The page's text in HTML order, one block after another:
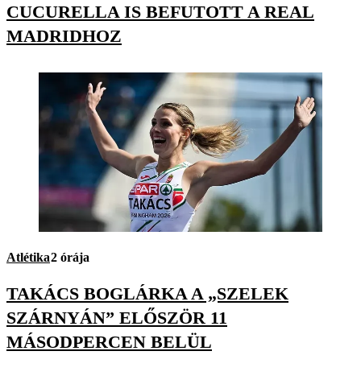
CUCURELLA IS BEFUTOTT A REAL
MADRIDHOZ
Atlétika2 órája
TAKÁCS BOGLÁRKA A „SZELEK
SZÁRNYÁN” ELŐSZÖR 11
MÁSODPERCEN BELÜL